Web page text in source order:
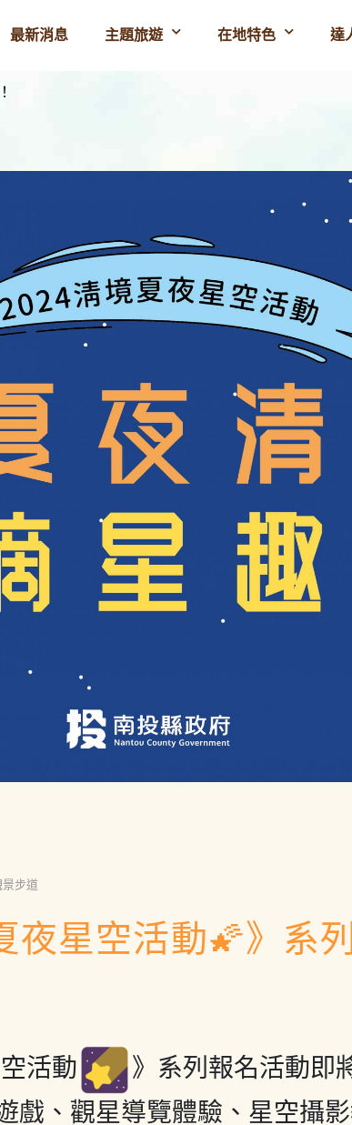
最新消息 主題旅遊 在地特色 達
步道
夜星空活動🌠》系
活動
》系列報名活動即
戲、觀星導覽體驗、星空攝